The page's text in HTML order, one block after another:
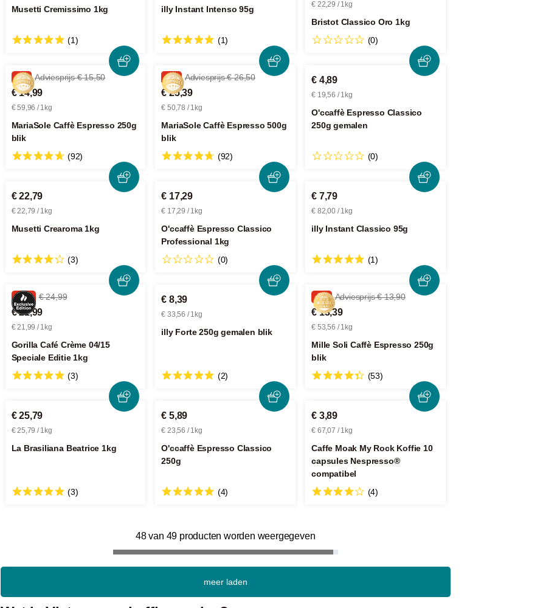
Musetti Cremissimo 1kg
(1)
illy Instant Intenso 95g
(1)
€ 22,29 / 1kg
Bristot Classico Oro 1kg
(0)
-3% Adviesprijs € 15,50
€ 14,99
€ 59,96 / 1kg
MariaSole Caffè Espresso 250g
blik
(92)
-4% Adviesprijs € 26,50
€ 25,39
€ 50,78 / 1kg
MariaSole Caffè Espresso 500g
blik
(92)
€ 4,89
€ 19,56 / 1kg
O'ccaffè Espresso Classico
250g gemalen
(0)
€ 22,79
€ 22,79 / 1kg
Musetti Crearoma 1kg
(3)
€ 17,29
€ 17,29 / 1kg
O'ccaffè Espresso Classico
Professional 1kg
(0)
€ 7,79
€ 82,00 / 1kg
illy Instant Classico 95g
(1)
-12% € 24,99
€ 21,99
€ 21,99 / 1kg
Gorilla Café Crème 04/15
Speciale Editie 1kg
(3)
€ 8,39
€ 33,56 / 1kg
illy Forte 250g gemalen blik
(2)
-3% Adviesprijs € 13,90
€ 13,39
€ 53,56 / 1kg
Mille Soli Caffè Espresso 250g
blik
(53)
€ 25,79
€ 25,79 / 1kg
La Brasiliana Beatrice 1kg
(3)
€ 5,89
€ 23,56 / 1kg
O'ccaffè Espresso Classico
250g
(4)
€ 3,89
€ 67,07 / 1kg
Caffe Moak My Rock Koffie 10
capsules Nespresso®
compatibel
(4)
48 van 49 producten worden weergegeven
meer laden